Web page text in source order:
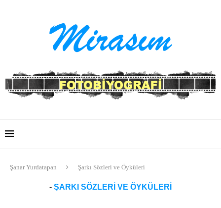
Şanar Yurdatapan Şarkı Sözleri ve Öyküleri
- ŞARKI SÖZLERI VE ÖYKÜLERI